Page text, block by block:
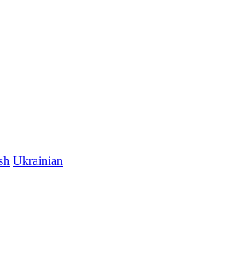
Ukrainian